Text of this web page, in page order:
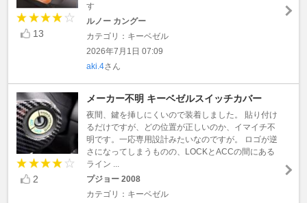
13
す
ルノー カングー
カテゴリ：キーベゼル
2026年7月1日 07:09
aki.4さん
2
メーカー不明 キーベゼルスイッチカバー
夜間、鍵を挿しにくいので装着しました。 貼り付け
るだけですが、どの位置が正しいのか、イマイチ不
明です。一応専用設計みたいなのですが。 ロゴが逆
さになってしまうものの、LOCKとACCの間にある
ライン ...
プジョー 2008
カテゴリ：キーベゼル